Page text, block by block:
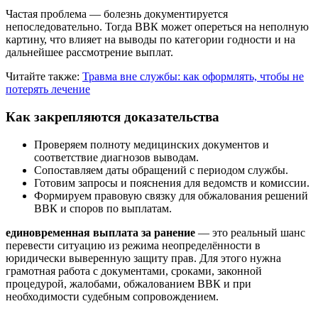
Частая проблема — болезнь документируется
непоследовательно. Тогда ВВК может опереться на неполную
картину, что влияет на выводы по категории годности и на
дальнейшее рассмотрение выплат.
Читайте также: Травма вне службы: как оформлять, чтобы не
потерять лечение
Как закрепляются доказательства
Проверяем полноту медицинских документов и
соответствие диагнозов выводам.
Сопоставляем даты обращений с периодом службы.
Готовим запросы и пояснения для ведомств и комиссии.
Формируем правовую связку для обжалования решений
ВВК и споров по выплатам.
единовременная выплата за ранение — это реальный шанс
перевести ситуацию из режима неопределённости в
юридически выверенную защиту прав. Для этого нужна
грамотная работа с документами, сроками, законной
процедурой, жалобами, обжалованием ВВК и при
необходимости судебным сопровождением.